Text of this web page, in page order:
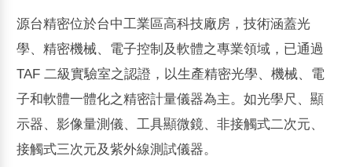
源台精密位於台中工業區高科技廠房，技術涵蓋光
學、精密機械、電子控制及軟體之專業領域，已通過
TAF 二級實驗室之認證，以生產精密光學、機械、電
子和軟體一體化之精密計量儀器為主。如光學尺、顯
示器、影像量測儀、工具顯微鏡、非接觸式二次元、
接觸式三次元及紫外線測試儀器。